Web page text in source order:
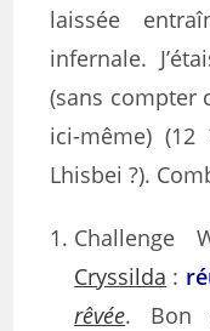
laissée
infernale.
(sans compter
ici-même)
Lhisbei ?).
Challenge
Cryssilda :
rêvée. Bon